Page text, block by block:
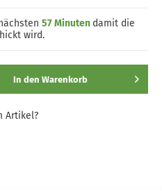
57 Minuten damit die
wird.
In den Warenkorb
Artikel?